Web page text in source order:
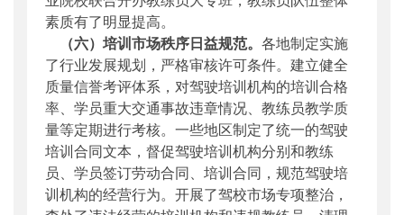
素质有了明显提高。
（六）培训市场秩序日益规范。 各地制定实施
了行业发展规划，严格审核许可条件。建立健全
质量信誉考评体系，对驾驶培训机构的培训合格
率、学员重大交通事故违章情况、教练员教学质
量等定期进行考核。一些地区制定了统一的驾驶
培训合同文本，督促驾驶培训机构分别和教练
员、学员签订劳动合同、培训合同，规范驾驶培
训机构的经营行为。开展了驾校市场专项整治，